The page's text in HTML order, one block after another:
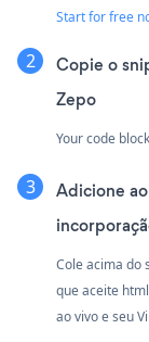
Start for free
Copie o
Zepo
Your code
Adicione
Cole acima do
que aceite
ao vivo e seu